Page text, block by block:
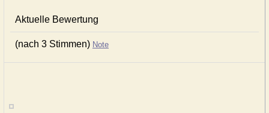
Aktuelle Bewertung
(nach 3 Stimmen) Note